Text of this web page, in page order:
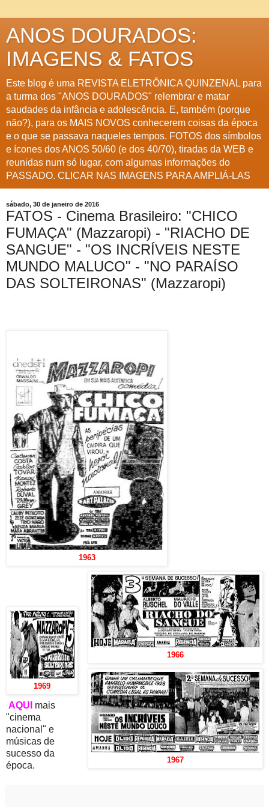
ANOS DOURADOS:
IMAGENS & FATOS
Este blog é uma REVISTA ELETRÔNICA QUINZENAL para
a turma dos "ANOS DOURADOS" relembrar e matar
saudades da infância e adolescência. E, também (porque
não?), para os MAIS NOVOS conhecerem coisas da época
e o que se passava naqueles tempos. FOTOS dos símbolos
e ícones dos ANOS 50/60 (e dos 40/70), tiradas da WEB e
reunidas num só lugar, com algumas informações do
PASSADO. CLICAR NAS IMAGENS PARA AMPLIÁ-LAS
sábado, 30 de janeiro de 2016
FATOS - Cinema Brasileiro: "CHICO
FUMAÇA" (Mazzaropi) - "RIACHO DE
SANGUE" - "OS INCRÍVEIS NESTE
MUNDO MALUCO" - "NO PARAÍSO
DAS SOLTEIRONAS" (Mazzaropi)
1963
1966
1967
1969
AQUI mais
"cinema
nacional" e
músicas de
sucesso da
época.